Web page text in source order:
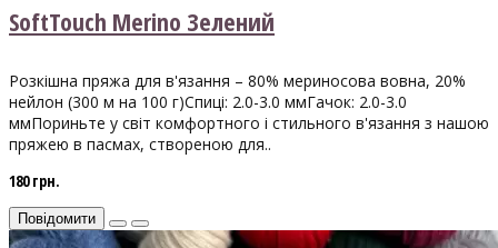
SoftTouch Merino Зелений
Розкішна пряжа для в'язання – 80% мериносова вовна, 20%
нейлон (300 м на 100 г)Спиці: 2.0-3.0 ммГачок: 2.0-3.0
ммПориньте у світ комфортного і стильного в'язання з нашою
пряжею в пасмах, створеною для..
180 грн.
Повідомити